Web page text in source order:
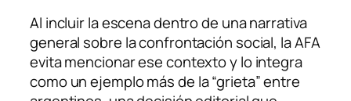
Al incluir la escena dentro de una narrativa
general sobre la confrontación social, la AFA
evita mencionar ese contexto y lo integra
como un ejemplo más de la “grieta” entre